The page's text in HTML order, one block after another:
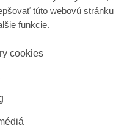
osobu
médiá
túto webovú stránku
funkcie.
cookies